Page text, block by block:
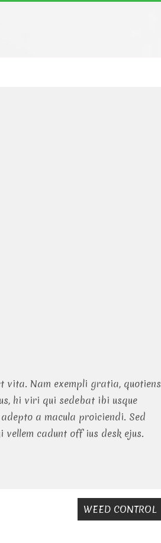
vita. Nam exempli gratia, quotiens
hi viri qui sedebat ibi usque
a macula proiciendi. Sed
cadunt off ius desk ejus.
WEED CONTROL